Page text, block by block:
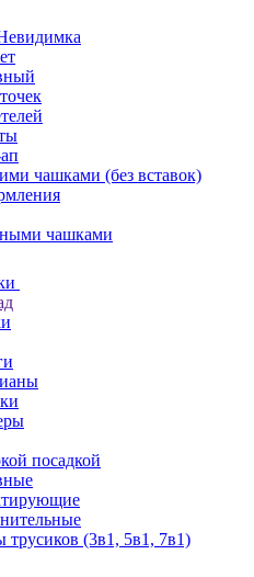
чашками (без вставок)
чашками
посадкой
трусиков (3в1, 5в1, 7в1)